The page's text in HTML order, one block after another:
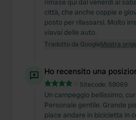
provided to them or that they’ve
of their services.
rimase qui dal venerdì al
città, che anche coppie e
posto per rilassarsi. Molto
viavai delle auto.
Tradotto da GoogleMostra
Ho recensito una
Sitecode: 58069
Un campeggio bellissimo,
Personale gentile. Grande
piace andare in bicicletta in